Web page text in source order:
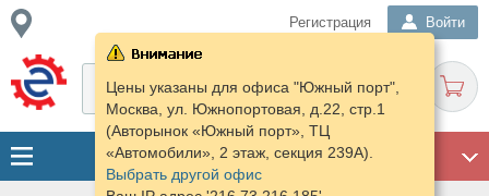
Регистрация Войти
Цены указаны для офиса "Южный порт",
Москва, ул. Южнопортовая, д.22, стр.1
(Авторынок «Южный порт», ТЦ
«Автомобили», 2 этаж, секция 239А).
Выбрать другой офис